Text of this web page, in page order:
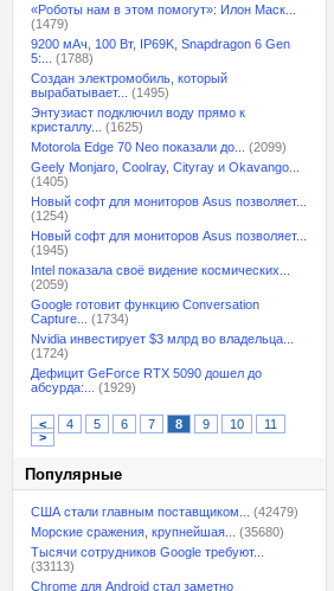
«Роботы нам в этом помогут»: Илон Маск...
(1479)
9200 мАч, 100 Вт, IP69K, Snapdragon 6 Gen
5:...
(1788)
Создан электромобиль, который
вырабатывает...
(1495)
Энтузиаст подключил воду прямо к
кристаллу...
(1625)
Motorola Edge 70 Neo показали до...
(2099)
Geely Monjaro, Coolray, Cityray и Okavango...
(1405)
Новый софт для мониторов Asus позволяет...
(1254)
Новый софт для мониторов Asus позволяет...
(1945)
Intel показала своё видение космических...
(2059)
Google готовит функцию Conversation
Capture...
(1734)
Nvidia инвестирует $3 млрд во владельца...
(1724)
Дефицит GeForce RTX 5090 дошел до
абсурда:...
(1929)
< 4 5 6 7 8 9 10
11
>
Популярные
США стали главным поставщиком...
(42479)
Морские сражения, крупнейшая...
(35680)
Тысячи сотрудников Google требуют...
(33113)
Chrome для Android стал заметно